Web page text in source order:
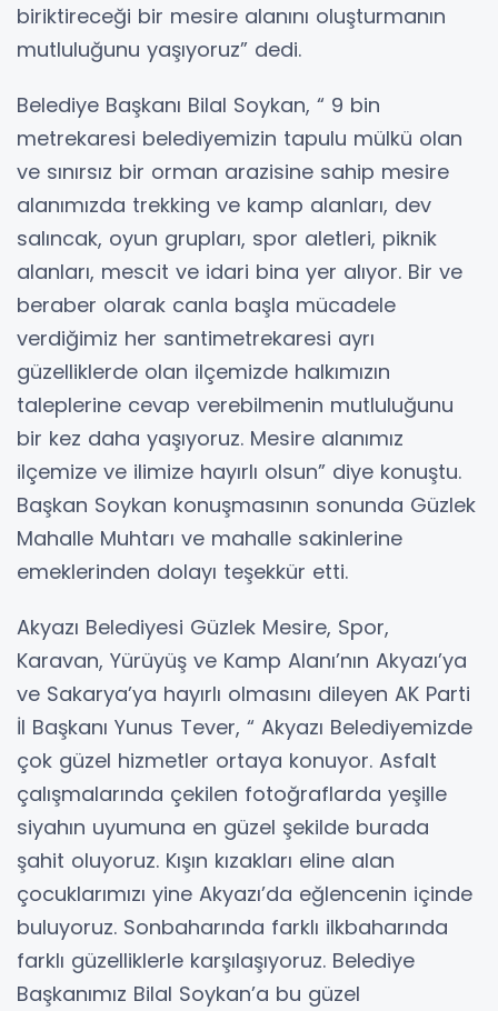
biriktireceği bir mesire alanını oluşturmanın
mutluluğunu yaşıyoruz” dedi.
Belediye Başkanı Bilal Soykan, “ 9 bin
metrekaresi belediyemizin tapulu mülkü olan
ve sınırsız bir orman arazisine sahip mesire
alanımızda trekking ve kamp alanları, dev
salıncak, oyun grupları, spor aletleri, piknik
alanları, mescit ve idari bina yer alıyor. Bir ve
beraber olarak canla başla mücadele
verdiğimiz her santimetrekaresi ayrı
güzelliklerde olan ilçemizde halkımızın
taleplerine cevap verebilmenin mutluluğunu
bir kez daha yaşıyoruz. Mesire alanımız
ilçemize ve ilimize hayırlı olsun” diye konuştu.
Başkan Soykan konuşmasının sonunda Güzlek
Mahalle Muhtarı ve mahalle sakinlerine
emeklerinden dolayı teşekkür etti.
Akyazı Belediyesi Güzlek Mesire, Spor,
Karavan, Yürüyüş ve Kamp Alanı’nın Akyazı’ya
ve Sakarya’ya hayırlı olmasını dileyen AK Parti
İl Başkanı Yunus Tever, “ Akyazı Belediyemizde
çok güzel hizmetler ortaya konuyor. Asfalt
çalışmalarında çekilen fotoğraflarda yeşille
siyahın uyumuna en güzel şekilde burada
şahit oluyoruz. Kışın kızakları eline alan
çocuklarımızı yine Akyazı’da eğlencenin içinde
buluyoruz. Sonbaharında farklı ilkbaharında
farklı güzelliklerle karşılaşıyoruz. Belediye
Başkanımız Bilal Soykan’a bu güzel